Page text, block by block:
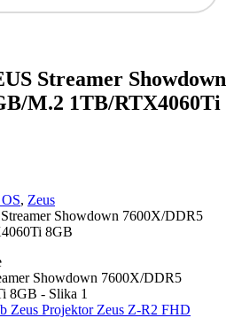
Streamer Showdown
M.2 1TB/RTX4060Ti
, Zeus
Showdown 7600X/DDR5
8GB
Zeus Projektor Zeus Z-R2 FHD